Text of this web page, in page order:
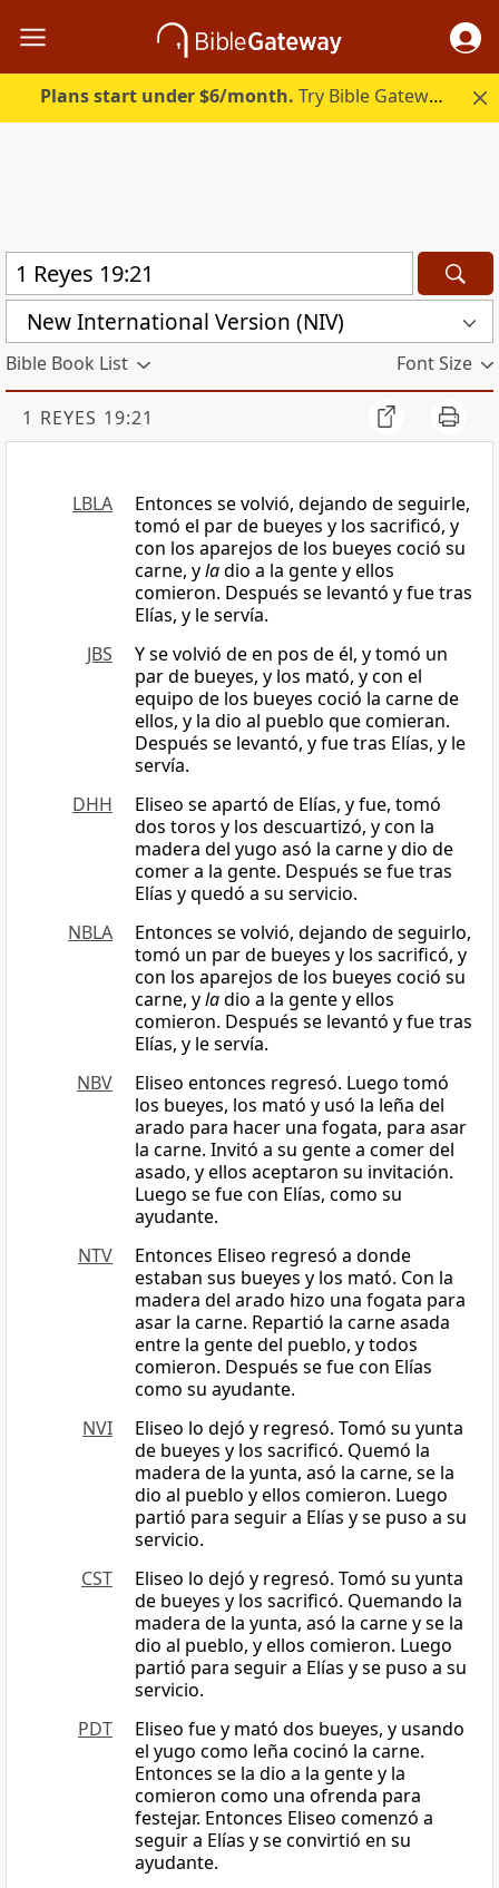
Plans start under $6/month. Try Bible Gateway Plus.
New International Version (NIV)
Bible Book List Font Size
1 REYES 19:21
LBLA
Entonces se volvió, dejando de seguirle,
tomó el par de bueyes y los sacrificó, y
con los aparejos de los bueyes coció su
carne, yladio a la gente y ellos
comieron. Después se levantó y fue tras
Elías, y le servía.
JBS
Y se volvió de en pos de él, y tomó un
par de bueyes, y los mató, y con el
equipo de los bueyes coció la carne de
ellos, y la dio al pueblo que comieran.
Después se levantó, y fue tras Elías, y le
servía.
DHH
Eliseo se apartó de Elías, y fue, tomó
dos toros y los descuartizó, y con la
madera del yugo asó la carne y dio de
comer a la gente. Después se fue tras
Elías y quedó a su servicio.
NBLA
Entonces se volvió, dejando de seguirlo,
tomó un par de bueyes y los sacrificó, y
con los aparejos de los bueyes coció su
carne, yladio a la gente y ellos
comieron. Después se levantó y fue tras
Elías, y le servía.
NBV
Eliseo entonces regresó. Luego tomó
los bueyes, los mató y usó la leña del
arado para hacer una fogata, para asar
la carne. Invitó a su gente a comer del
asado, y ellos aceptaron su invitación.
Luego se fue con Elías, como su
ayudante.
NTV
Entonces Eliseo regresó a donde
estaban sus bueyes y los mató. Con la
madera del arado hizo una fogata para
asar la carne. Repartió la carne asada
entre la gente del pueblo, y todos
comieron. Después se fue con Elías
como su ayudante.
NVI
Eliseo lo dejó y regresó. Tomó su yunta
de bueyes y los sacrificó. Quemó la
madera de la yunta, asó la carne, se la
dio al pueblo y ellos comieron. Luego
partió para seguir a Elías y se puso a su
servicio.
CST
Eliseo lo dejó y regresó. Tomó su yunta
de bueyes y los sacrificó. Quemando la
madera de la yunta, asó la carne y se la
dio al pueblo, y ellos comieron. Luego
partió para seguir a Elías y se puso a su
servicio.
PDT
Eliseo fue y mató dos bueyes, y usando
el yugo como leña cocinó la carne.
Entonces se la dio a la gente y la
comieron como una ofrenda para
festejar. Entonces Eliseo comenzó a
seguir a Elías y se convirtió en su
ayudante.